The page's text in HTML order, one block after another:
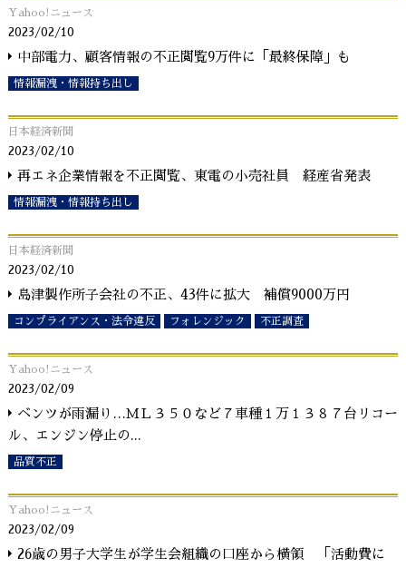
Yahoo!ニュース
2023/02/10
中部電力、顧客情報の不正閲覧9万件に「最終保障」も
情報漏洩・情報持ち出し
日本経済新聞
2023/02/10
再エネ企業情報を不正閲覧、東電の小売社員 経産省発表
情報漏洩・情報持ち出し
日本経済新聞
2023/02/10
島津製作所子会社の不正、43件に拡大 補償9000万円
コンプライアンス・法令違反 フォレンジック 不正調査
Yahoo!ニュース
2023/02/09
ベンツが雨漏り…ＭＬ３５０など７車種１万１３８７台リコー
ル、エンジン停止の...
品質不正
Yahoo!ニュース
2023/02/09
26歳の男子大学生が学生会組織の口座から横領 「活動費に